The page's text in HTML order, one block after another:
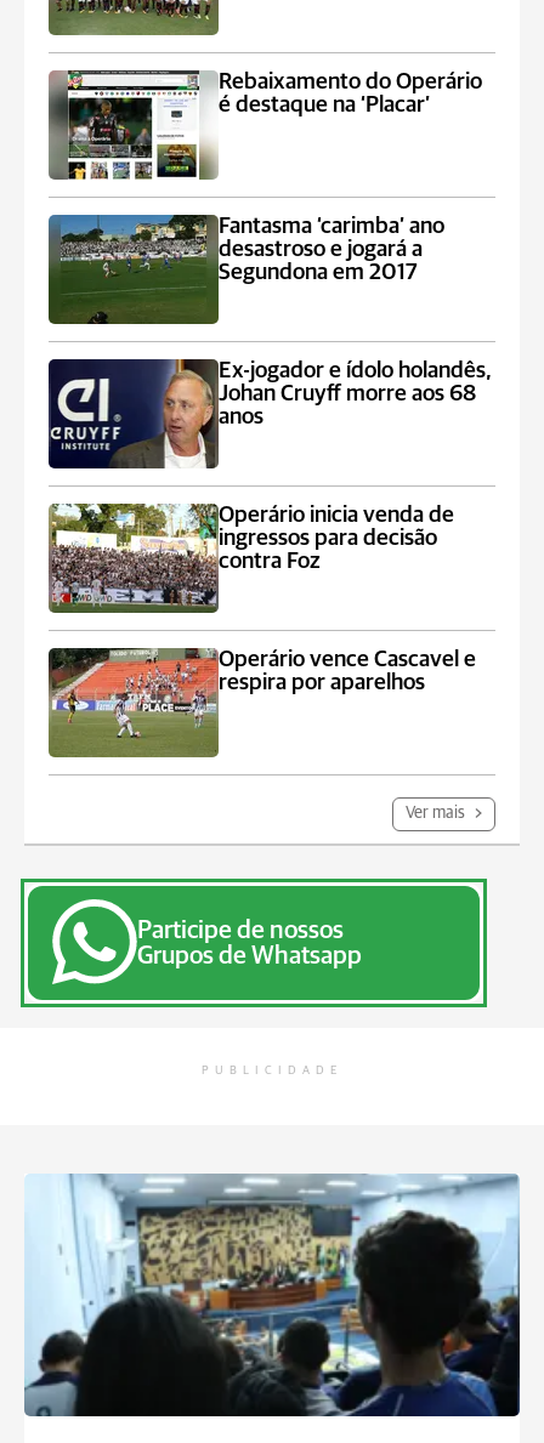
Rebaixamento do Operário
é destaque na ‘Placar’
Fantasma ‘carimba’ ano
desastroso e jogará a
Segundona em 2017
Ex-jogador e ídolo holandês,
Johan Cruyff morre aos 68
anos
Operário inicia venda de
ingressos para decisão
contra Foz
Operário vence Cascavel e
respira por aparelhos
Ver mais
Participe de nossos
Grupos de Whatsapp
PUBLICIDADE